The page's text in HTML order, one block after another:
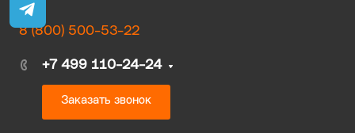
8 (800) 500-53-22
+7 499 110-24-24
Заказать звонок